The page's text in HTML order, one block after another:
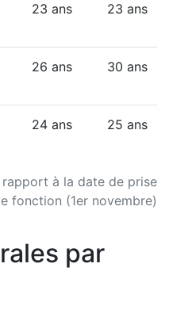
à la date de prise
fonction (1er novembre)
23 ans 23 ans
26 ans 30 ans
24 ans 25 ans
par